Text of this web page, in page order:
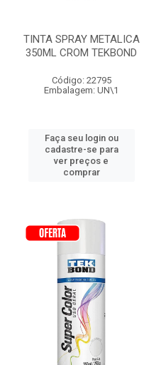
TINTA SPRAY METALICA
350ML CROM TEKBOND
Código: 22795
Embalagem: UN\1
Faça seu login ou
cadastre-se para
ver preços e
comprar